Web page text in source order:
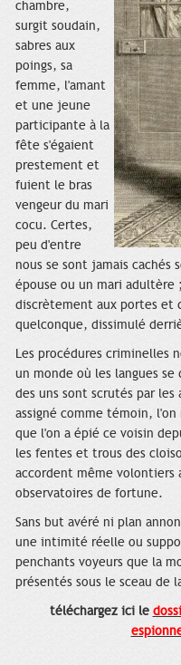
chambre,
surgit soudain,
sabres aux
poings, sa
femme, l'amant
et une jeune
participante à la
fête s'égaient
prestement et
fuient le bras
vengeur du mari
cocu. Certes,
peu d'entre
nous se sont jamais cachés
épouse ou un mari adultère
discrètement aux portes et
quelconque, dissimulé
Les procédures criminelles
un monde où les langues
des uns sont scrutés par
assigné comme témoin, l'on
que l'on a épié ce voisin
les fentes et trous des
accordent même volontiers
observatoires de fortune.
Sans but avéré ni plan
une intimité réelle ou
penchants voyeurs que la
présentés sous le sceau de
téléchargez ici le